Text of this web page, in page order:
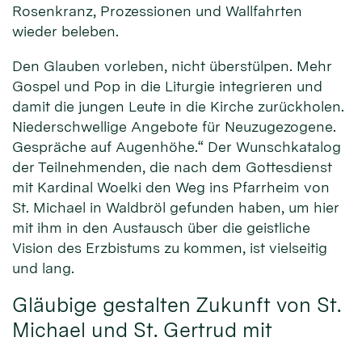
Rosenkranz, Prozessionen und Wallfahrten
wieder beleben.
Den Glauben vorleben, nicht überstülpen. Mehr
Gospel und Pop in die Liturgie integrieren und
damit die jungen Leute in die Kirche zurückholen.
Niederschwellige Angebote für Neuzugezogene.
Gespräche auf Augenhöhe.“ Der Wunschkatalog
der Teilnehmenden, die nach dem Gottesdienst
mit Kardinal Woelki den Weg ins Pfarrheim von
St. Michael in Waldbröl gefunden haben, um hier
mit ihm in den Austausch über die geistliche
Vision des Erzbistums zu kommen, ist vielseitig
und lang.
Gläubige gestalten Zukunft von St.
Michael und St. Gertrud mit